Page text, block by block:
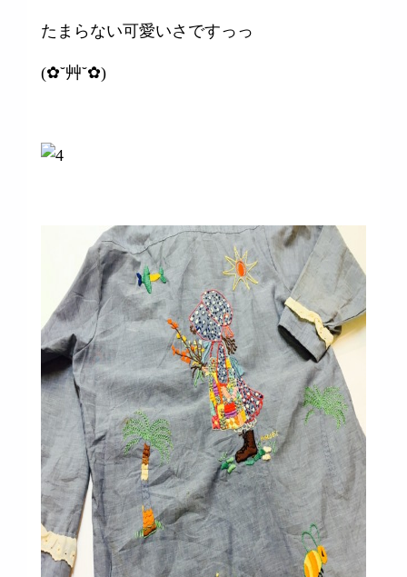
たまらない可愛いさですっっ
(✿˘艸˘✿)